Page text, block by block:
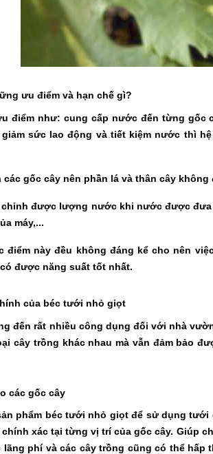
ưu điểm và hạn chế gì?
điểm như: cung cấp nước đến từng
sức lao động và tiết kiệm nước thì
các gốc cây nên phần lá và thân cây
chỉnh được lượng nước khi nước được
máy,...
điểm này đều không đáng kể cho nên
được năng suất tốt nhất.
của béc tưới nhỏ giọt
đến rất nhiều công dụng đối với nhà
cây trồng khác nhau mà vẫn đảm bảo
các gốc cây
phẩm béc tưới nhỏ giọtđể sử dụng tưới
xác tại từng vị trí của gốc cây. Giúp
phí và các cây trồng cũng có thể